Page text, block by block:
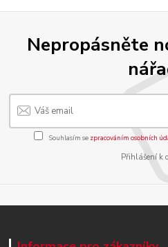
Nepropásněte
Souhlasím se zpracováním osobních
Přihlášení k